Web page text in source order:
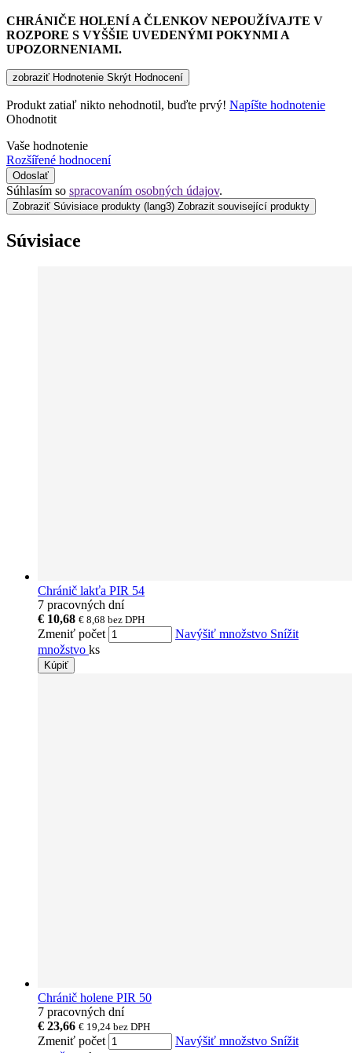
CHRÁNIČE HOLENÍ A ČLENKOV NEPOUŽÍVAJTE V
ROZPORE S VYŠŠIE UVEDENÝMI POKYNMI A
UPOZORNENIAMI.
zobraziť Hodnotenie Skrýt Hodnocení
Produkt zatiaľ nikto nehodnotil, buďte prvý! Napíšte hodnotenie
Ohodnotit
Vaše hodnotenie
Rozšířené hodnocení
Odoslať
Súhlasím so spracovaním osobných údajov.
Zobraziť Súvisiace produkty (lang3) Zobrazit související produkty
Súvisiace
Chránič lakťa PIR 54
7 pracovných dní
€ 10,68 € 8,68 bez DPH
Zmeniť počet Navýšiť množstvo Snížit
množstvo ks
Kúpiť
Chránič holene PIR 50
7 pracovných dní
€ 23,66 € 19,24 bez DPH
Zmeniť počet Navýšiť množstvo Snížit